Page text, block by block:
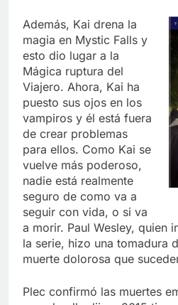
Además, Kai drena la
magia en Mystic Falls y
esto dio lugar a la
Mágica ruptura del
Viajero. Ahora, Kai ha
puesto sus ojos en los
vampiros y él está fuera
de crear problemas
para ellos. Como Kai se
vuelve más poderoso,
nadie está realmente
seguro de como va a
seguir con vida, o si va
a morir. Paul Wesley, quien
la serie, hizo una tomadura
muerte dolorosa que
Plec confirmó las muertes